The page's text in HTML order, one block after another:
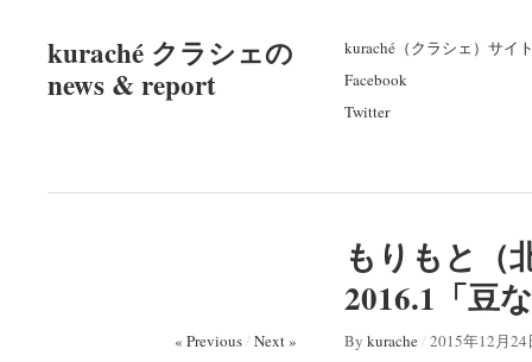
kuraché クラシェの
news & report
kuraché（クラシェ）サイ
Facebook
Twitter
もりもと（
2016.1「豆
« Previous/ Next » By kurache/ 2015年12月24